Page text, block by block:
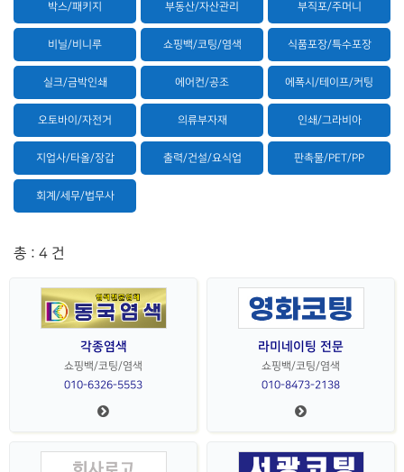
박스/패키지 부동산/자산관리 부직포/주머니
비닐/비니루 쇼핑백/코팅/염색 식품포장/특수포장
실크/금박인쇄 에어컨/공조 에폭시/테이프/커팅
오토바이/자전거 의류부자재 인쇄/그라비아
지업사/타올/장갑 출력/건설/요식업 판촉물/PET/PP
회계/세무/법무사
총 : 4 건
각종염색
쇼핑백/코팅/염색
010-6326-5553
라미네이팅 전문
쇼핑백/코팅/염색
010-8473-2138